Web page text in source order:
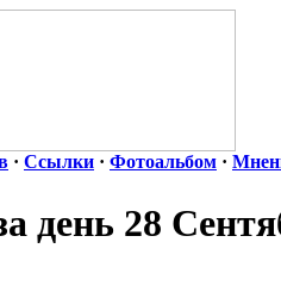
· Ссылки · Фотоальбом ·
день 28